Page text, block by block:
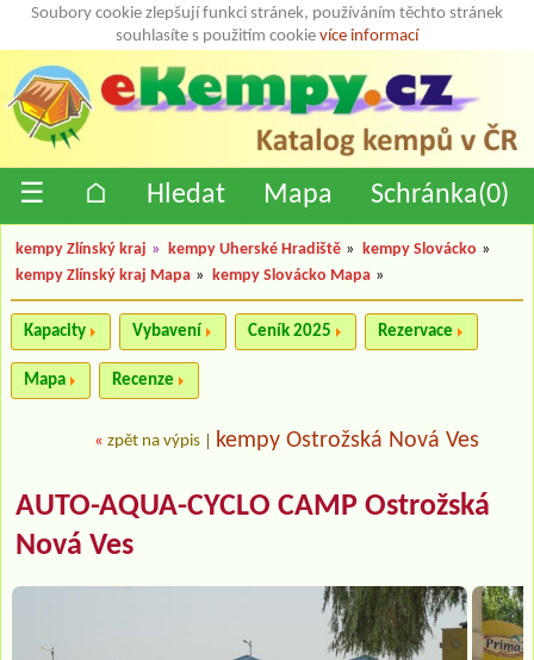
Soubory cookie zlepšují funkci stránek, používáním těchto stránek
souhlasíte s použitím cookie více informací
☰ ⌂ Hledat Mapa Schránka(0)
kempy Zlínský kraj » kempy Uherské Hradiště » kempy Slovácko »
kempy Zlínský kraj Mapa » kempy Slovácko Mapa »
Kapacity Vybavení Ceník 2025 Rezervace
Mapa Recenze
« zpět na výpis kempy Ostrožská Nová Ves
AUTO-AQUA-CYCLO CAMP Ostrožská
Nová Ves